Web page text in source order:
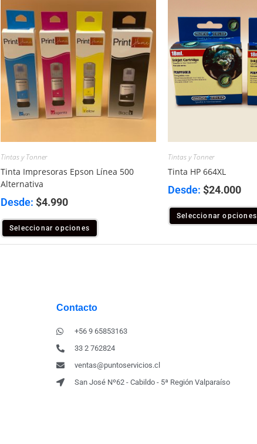
Tintas y Tonner
Tinta Impresoras Epson Línea 500
Alternativa
Desde: $4.990
Seleccionar opciones
Tintas y Tonner
Tinta HP 664XL
Desde: $24.000
Seleccionar opciones
Contacto
+56 9 65853163
33 2 762824
ventas@puntoservicios.cl
San José Nº62 - Cabildo - 5ª Región Valparaíso